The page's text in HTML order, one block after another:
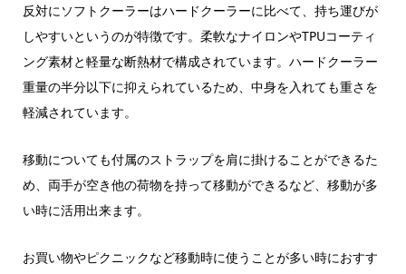
反対にソフトクーラーはハードクーラーに比べて、持ち運びが
しやすいというのが特徴です。柔軟なナイロンやTPUコーティ
ング素材と軽量な断熱材で構成されています。ハードクーラー
重量の半分以下に抑えられているため、中身を入れても重さを
軽減されています。
移動についても付属のストラップを肩に掛けることができるた
め、両手が空き他の荷物を持って移動ができるなど、移動が多
い時に活用出来ます。
お買い物やピクニックなど移動時に使うことが多い時におすす